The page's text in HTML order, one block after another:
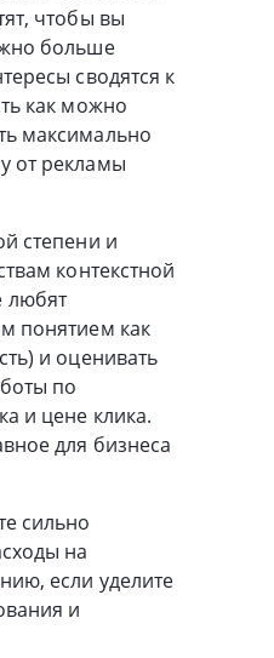
чтобы вы
больше
сводятся к
как можно
максимально
от рекламы
степени и
контекстной
любят
понятием как
и оценивать
по
и цене клика.
для бизнеса
сильно
на
если уделите
и